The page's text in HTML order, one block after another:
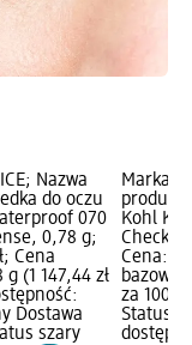
Nazwa
do oczu
070
0,78 g;
Cena
(1 147,44 zł
Dostawa
szary
Marka:
Kohl
Check
Cena:
bazowa:
za 100
Status